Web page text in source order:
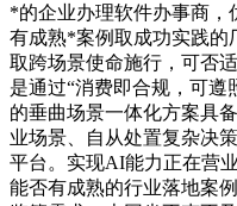
*的企业办理软件办事商，
有成熟*案例取成功实践的
取跨场景使命施行，可否
是通过“消费即合规，可遵
的垂曲场景一体化方案具
业场景、自从处置复杂决
平台。实现AI能力正在营
能否有成熟的行业落地案